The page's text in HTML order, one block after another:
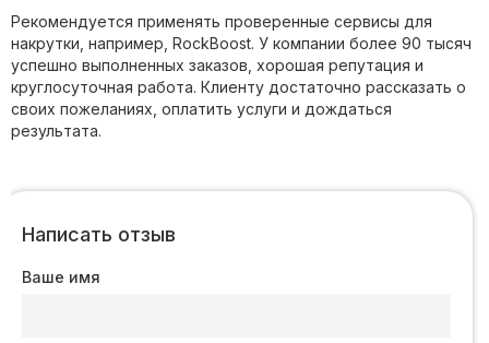
Рекомендуется применять проверенные сервисы для
накрутки, например, RockBoost. У компании более 90 тысяч
успешно выполненных заказов, хорошая репутация и
круглосуточная работа. Клиенту достаточно рассказать о
своих пожеланиях, оплатить услуги и дождаться
результата.
Написать отзыв
Ваше имя